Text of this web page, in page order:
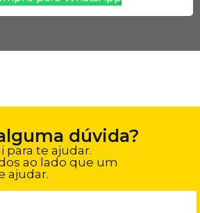
dúvida?
para te ajudar.
ao lado que um
ajudar.